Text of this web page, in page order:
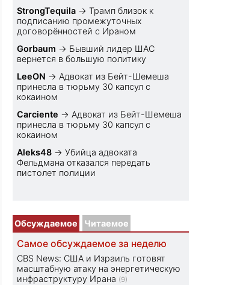
StrongTequila →Трамп близок к
подписанию промежуточных
договорённостей с Ираном
Gorbaum → Бывший лидер ШАС
вернется в большую политику
LeeON → Адвокат из Бейт-Шемеша
принесла в тюрьму 30 капсул с
кокаином
Carciente → Адвокат из Бейт-Шемеша
принесла в тюрьму 30 капсул с
кокаином
Aleks48 →Убийца адвоката
Фельдмана отказался передать
пистолет полиции
Обсуждаемое Читаемое
Самое обсуждаемое за неделю
CBS News: США и Израиль готовят
масштабную атаку на энергетическую
инфраструктуру Ирана (9)